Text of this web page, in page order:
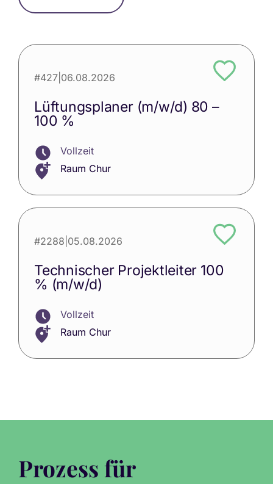
#427 06.08.2026
Lüftungsplaner (m/w/d) 80 –
100 %
Vollzeit
Raum Chur
#2288 05.08.2026
Technischer Projektleiter 100
% (m/w/d)
Vollzeit
Raum Chur
Prozess für